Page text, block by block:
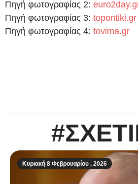
Πηγή φωτογραφίας 2:
Πηγή φωτογραφίας 3: topontiki.gr
Πηγή φωτογραφίας 4: tovima.gr
Κυριακή 8 Φεβρουαρίου , 2026